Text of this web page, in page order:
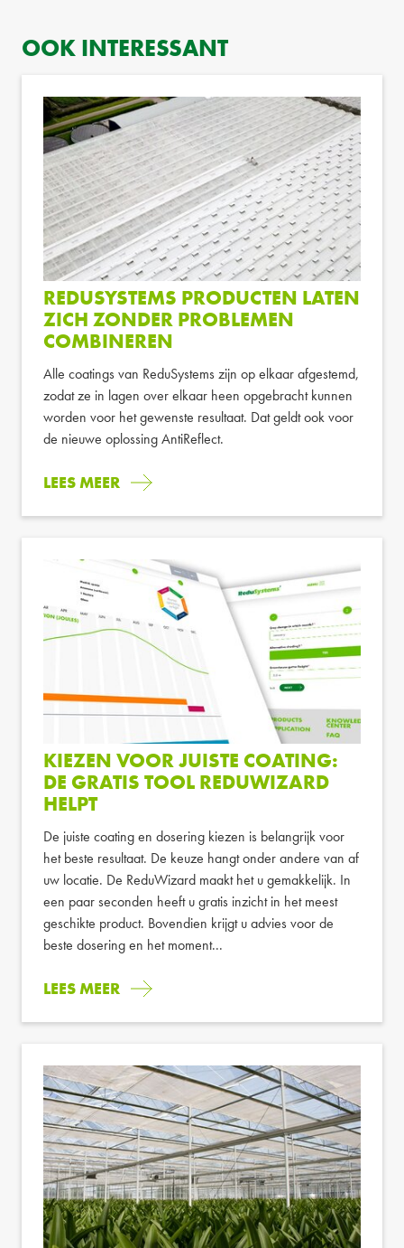
OOK INTERESSANT
REDUSYSTEMS PRODUCTEN LATEN
ZICH ZONDER PROBLEMEN
COMBINEREN
Alle coatings van ReduSystems zijn op elkaar afgestemd,
zodat ze in lagen over elkaar heen opgebracht kunnen
worden voor het gewenste resultaat. Dat geldt ook voor
de nieuwe oplossing AntiReflect.
LEES MEER
KIEZEN VOOR JUISTE COATING:
DE GRATIS TOOL REDUWIZARD
HELPT
De juiste coating en dosering kiezen is belangrijk voor
het beste resultaat. De keuze hangt onder andere van af
uw locatie. De ReduWizard maakt het u gemakkelijk. In
een paar seconden heeft u gratis inzicht in het meest
geschikte product. Bovendien krijgt u advies voor de
beste dosering en het moment...
LEES MEER